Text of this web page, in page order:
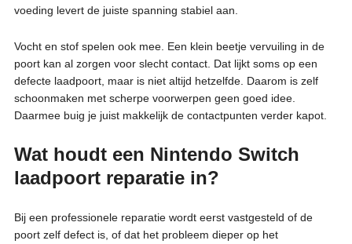
voeding levert de juiste spanning stabiel aan.
Vocht en stof spelen ook mee. Een klein beetje vervuiling in de
poort kan al zorgen voor slecht contact. Dat lijkt soms op een
defecte laadpoort, maar is niet altijd hetzelfde. Daarom is zelf
schoonmaken met scherpe voorwerpen geen goed idee.
Daarmee buig je juist makkelijk de contactpunten verder kapot.
Wat houdt een Nintendo Switch
laadpoort reparatie in?
Bij een professionele reparatie wordt eerst vastgesteld of de
poort zelf defect is, of dat het probleem dieper op het